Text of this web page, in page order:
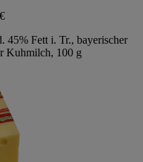
45% Fett i. Tr., bayerischer
Kuhmilch, 100 g